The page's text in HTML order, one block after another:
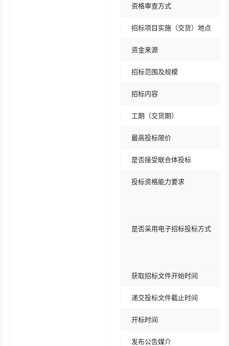
资格审查方式
招标项目实施（交货）地点
资金来源
招标范围及规模
招标内容
工期（交货期）
最高投标限价
是否接受联合体投标
投标资格能力要求
是否采用电子招标投标方式
获取招标文件开始时间
递交投标文件截止时间
开标时间
发布公告媒介